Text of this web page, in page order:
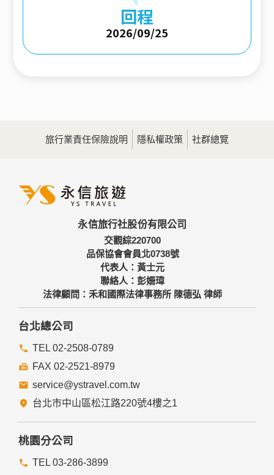
回程
2026/09/25
旅行業責任保險說明 隱私權政策 社群總覽
永信旅行社股份有限公司
交觀綜220700
品保協會會員北0738號
代表人：黃士元
聯絡人：彭姍瑋
法律顧問：禾和國際法律事務所 陳德弘 律師
台北總公司
TEL 02-2508-0789
FAX 02-2521-8979
service@ystravel.com.tw
台北市中山區松江路220號4樓之1
桃園分公司
TEL 03-286-3899